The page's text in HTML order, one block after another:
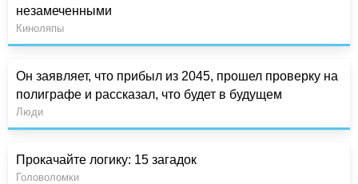
незамеченными
Киноляпы
Он заявляет, что прибыл из 2045, прошел проверку на
полиграфе и рассказал, что будет в будущем
Люди
Прокачайте логику: 15 загадок
Головоломки